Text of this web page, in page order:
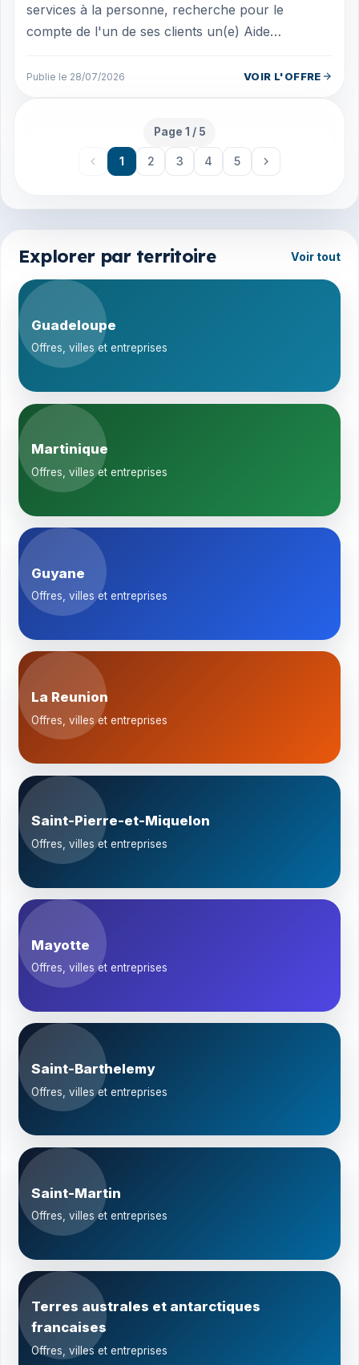
services à la personne, recherche pour le
compte de l'un de ses clients un(e) Aide
Publie le 28/07/2026 VOIR L'OFFRE
Page 1 / 5
1 2 3 4 5
Page 1 sur 5
Explorer par territoire Voir tout
Guadeloupe
Offres, villes et entreprises
Martinique
Offres, villes et entreprises
Guyane
Offres, villes et entreprises
La Reunion
Offres, villes et entreprises
Saint-Pierre-et-Miquelon
Offres, villes et entreprises
Mayotte
Offres, villes et entreprises
Saint-Barthelemy
Offres, villes et entreprises
Saint-Martin
Offres, villes et entreprises
Terres australes et antarctiques
francaises
Offres, villes et entreprises